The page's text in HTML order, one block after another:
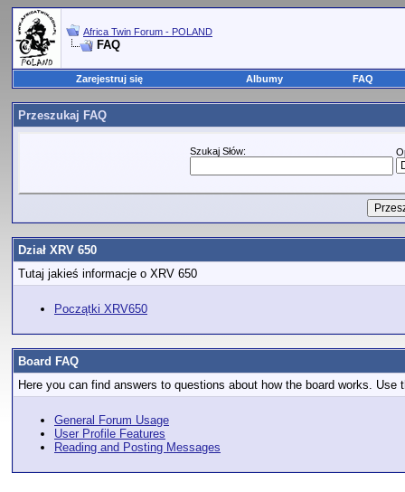
Africa Twin Forum - POLAND
FAQ
Zarejestruj się Albumy FAQ
Przeszukaj FAQ
Szukaj Słów:
Dział XRV 650
Tutaj jakieś informacje o XRV 650
Początki XRV650
Board FAQ
Here you can find answers to questions about how the board works.
General Forum Usage
User Profile Features
Reading and Posting Messages